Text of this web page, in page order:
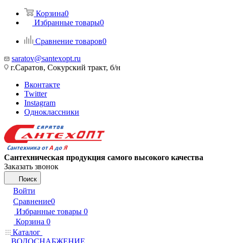
Корзина0
Избранные товары0
Сравнение товаров0
saratov@santexopt.ru
г.Саратов, Сокурский тракт, б/н
Вконтакте
Twitter
Instagram
Одноклассники
Сантехническая продукция самого высокого качества
Заказать звонок
Поиск
Войти
Сравнение0
Избранные товары 0
Корзина 0
Каталог
ВОДОСНАБЖЕНИЕ